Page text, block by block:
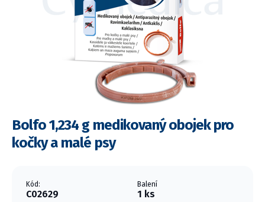
Bolfo 1,234 g medikovaný obojek pro
kočky a malé psy
Kód:
C02629
Balení
1 ks